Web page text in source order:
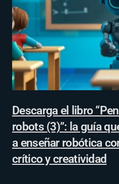
Descarga el libro
robots (3)”: la guía
a enseñar robótica
crítico y creatividad